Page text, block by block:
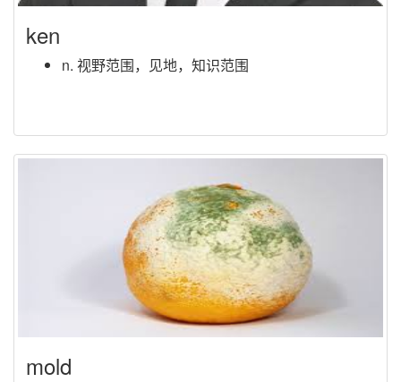
ken
n. 视野范围，见地，知识范围
mold